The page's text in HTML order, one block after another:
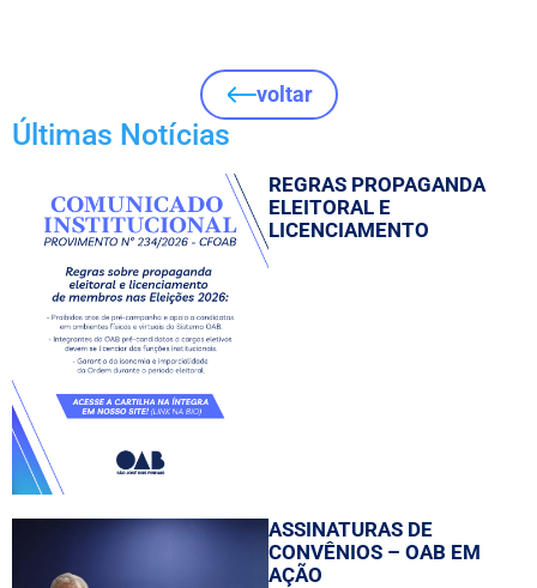
voltar
Últimas Notícias
REGRAS PROPAGANDA
ELEITORAL E
LICENCIAMENTO
ASSINATURAS DE
CONVÊNIOS – OAB EM
AÇÃO